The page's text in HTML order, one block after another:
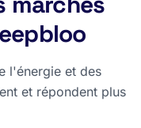
l'énergie et des
et répondent plus